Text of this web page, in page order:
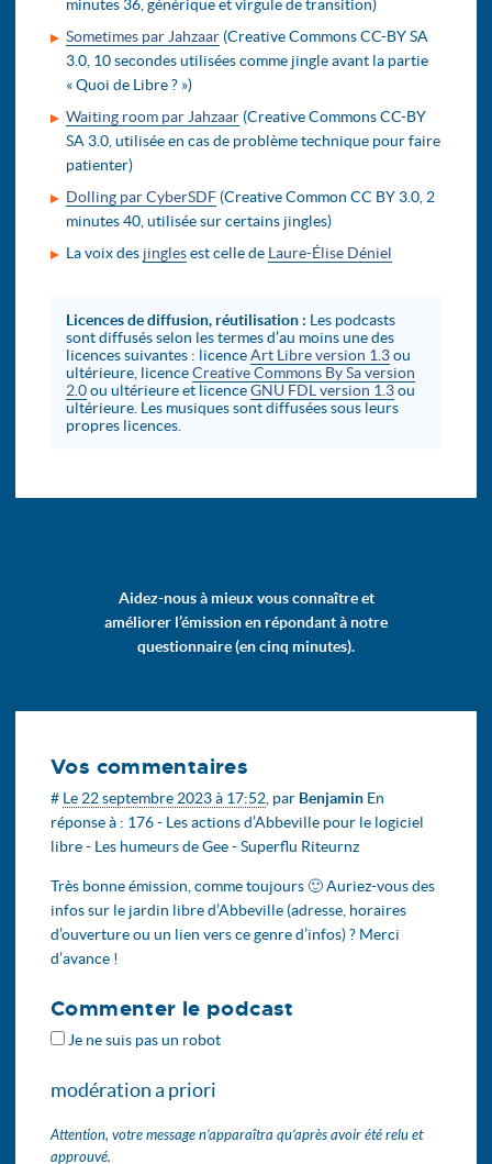
minutes 36, générique et virgule de transition)
Sometimes par Jahzaar (Creative Commons CC-BY SA
3.0, 10 secondes utilisées comme jingle avant la partie
« Quoi de Libre ? »)
Waiting room par Jahzaar (Creative Commons CC-BY
SA 3.0, utilisée en cas de problème technique pour faire
patienter)
Dolling par CyberSDF (Creative Common CC BY 3.0, 2
minutes 40, utilisée sur certains jingles)
La voix des jinglesest celle de Laure-Élise Déniel
Licences de diffusion, réutilisation : Les podcasts
sont diffusés selon les termes d’au moins une des
licences suivantes : licenceArt Libre version 1.3ou
ultérieure, licenceCreative Commons By Sa version
2.0ou ultérieure et licenceGNU FDL version 1.3ou
ultérieure. Les musiques sont diffusées sous leurs
propres licences.
Aidez-nous à mieux vous connaître et
améliorer l’émission en répondant à notre
questionnaire (en cinq minutes).
Vos commentaires
# Le 22 septembre 2023 à 17:52 par Benjamin En
réponse à : 176 - Les actions d’Abbeville pour le logiciel
libre - Les humeurs de Gee - Superflu Riteurnz
Très bonne émission, comme toujours 🙂 Auriez-vous des
infos sur le jardin libre d’Abbeville (adresse, horaires
d’ouverture ou un lien vers ce genre d’infos) ? Merci
d’avance !
Commenter le podcast
Je ne suis pas un robot
modération a priori
Attention, votre message n’apparaîtra qu’après avoir été relu et
approuvé.